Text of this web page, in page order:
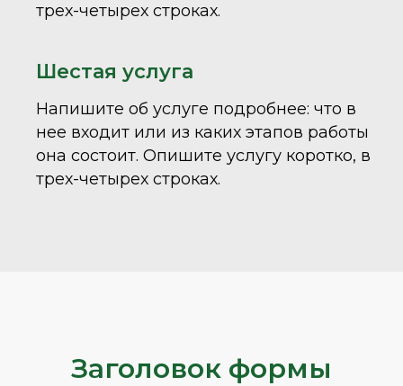
трех-четырех строках.
Шестая услуга
Напишите об услуге подробнее: что в
нее входит или из каких этапов работы
она состоит. Опишите услугу коротко, в
трех-четырех строках.
Заголовок формы